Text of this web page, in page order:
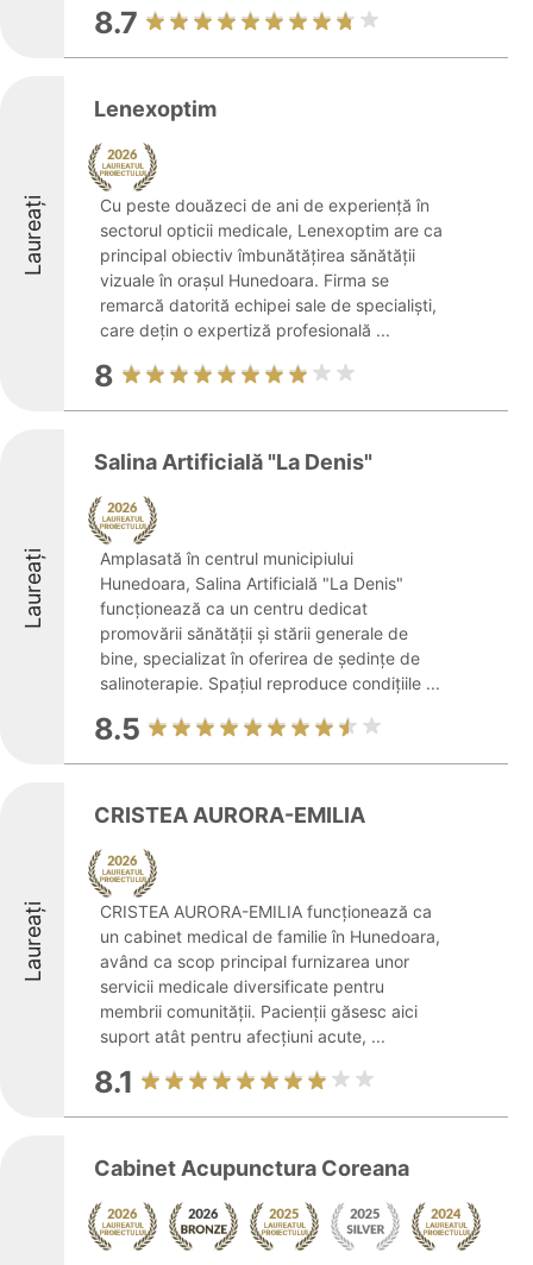
8.7
Laureați
Lenexoptim
Cu peste douăzeci de ani de experiență în
sectorul opticii medicale, Lenexoptim are ca
principal obiectiv îmbunătățirea sănătății
vizuale în orașul Hunedoara. Firma se
remarcă datorită echipei sale de specialiști,
care dețin o expertiză profesională ...
8
Laureați
Salina Artificială "La Denis"
Amplasată în centrul municipiului
Hunedoara, Salina Artificială "La Denis"
funcționează ca un centru dedicat
promovării sănătății și stării generale de
bine, specializat în oferirea de ședințe de
salinoterapie. Spațiul reproduce condițiile ...
8.5
Laureați
CRISTEA AURORA-EMILIA
CRISTEA AURORA-EMILIA funcționează ca
un cabinet medical de familie în Hunedoara,
având ca scop principal furnizarea unor
servicii medicale diversificate pentru
membrii comunității. Pacienții găsesc aici
suport atât pentru afecțiuni acute, ...
8.1
Cabinet Acupunctura Coreana